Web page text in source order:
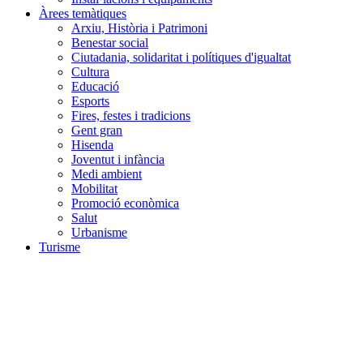
Àrees temàtiques
Arxiu, Història i Patrimoni
Benestar social
Ciutadania, solidaritat i polítiques d'igualtat
Cultura
Educació
Esports
Fires, festes i tradicions
Gent gran
Hisenda
Joventut i infància
Medi ambient
Mobilitat
Promoció econòmica
Salut
Urbanisme
Turisme